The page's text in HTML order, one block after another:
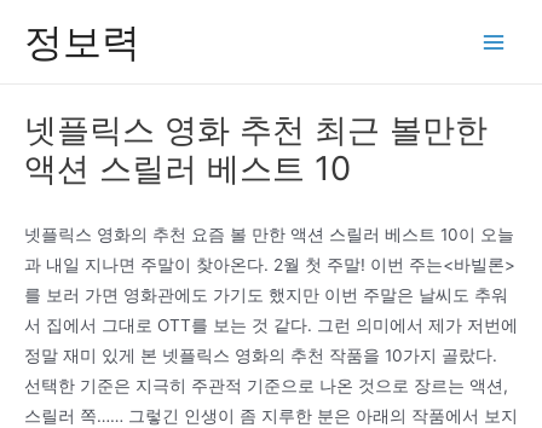
정보력
넷플릭스 영화 추천 최근 볼만한
액션 스릴러 베스트 10
넷플릭스 영화의 추천 요즘 볼 만한 액션 스릴러 베스트 10이 오늘
과 내일 지나면 주말이 찾아온다. 2월 첫 주말! 이번 주는<바빌론>
를 보러 가면 영화관에도 가기도 했지만 이번 주말은 날씨도 추워
서 집에서 그대로 OTT를 보는 것 같다. 그런 의미에서 제가 저번에
정말 재미 있게 본 넷플릭스 영화의 추천 작품을 10가지 골랐다.
선택한 기준은 지극히 주관적 기준으로 나온 것으로 장르는 액션,
스릴러 쪽…… 그렇긴 인생이 좀 지루한 분은 아래의 작품에서 보지